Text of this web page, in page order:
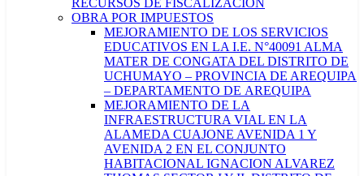
RECURSOS DE FISCALIZACIÓN
OBRA POR IMPUESTOS
MEJORAMIENTO DE LOS SERVICIOS
EDUCATIVOS EN LA I.E. N°40091 ALMA
MATER DE CONGATA DEL DISTRITO DE
UCHUMAYO – PROVINCIA DE AREQUIPA
– DEPARTAMENTO DE AREQUIPA
MEJORAMIENTO DE LA
INFRAESTRUCTURA VIAL EN LA
ALAMEDA CUAJONE AVENIDA 1 Y
AVENIDA 2 EN EL CONJUNTO
HABITACIONAL IGNACION ALVAREZ